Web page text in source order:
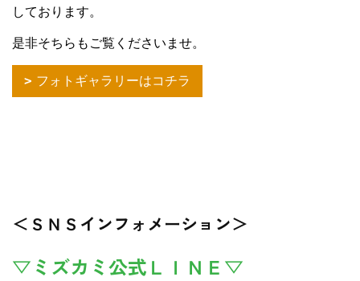
しております。
是非そちらもご覧くださいませ。
フォトギャラリーはコチラ
＜ＳＮＳインフォメーション＞
▽ミズカミ公式ＬＩＮＥ▽